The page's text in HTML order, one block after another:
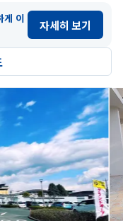
게 이
자세히 보기